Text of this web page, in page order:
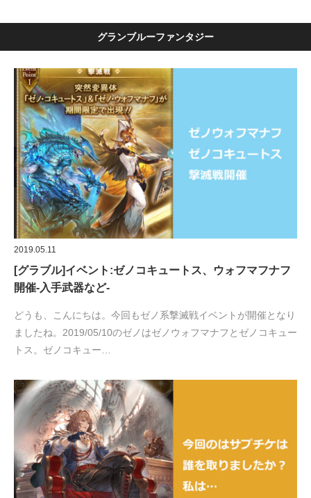
グランブルーファンタジー
2019.05.11
[グラブル]イベント:ゼノコキュートス、ウォフマフナフ
開催-入手武器など-
どうも、こんにちは。今回もゼノ系撃滅戦イベントが開催となり
ましたね。2019/05/10のゼノはゼノウォフマナフとゼノコキュー
トス。ゼノコキュー…